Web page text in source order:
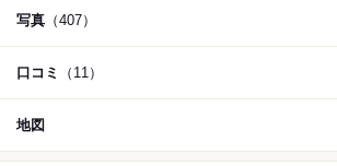
写真 （407）
口コミ （11）
地図